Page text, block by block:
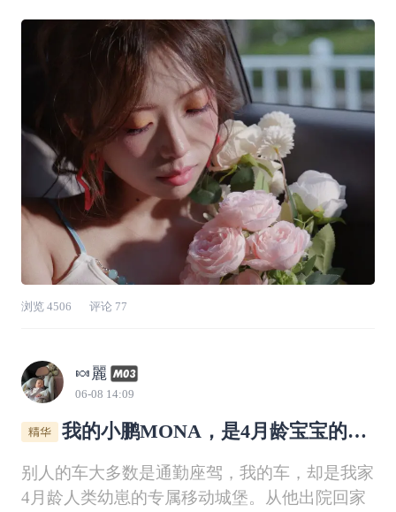
名喜欢粉色的男人陷进去了。 📝从提车第一天
就开始策划，因为自己来这边时间也不长，各个
地点都不熟悉，模特方面也没什么资源，还一直
有别的事要忙，这件事就一直藏在心里被暂
浏览 4506 评论 77
🍬麗
06-08 14:09
我的小鹏MONA，是4月龄宝宝的专
别人的车大多数是通勤座驾，我的车，却是我家
4月龄人类幼崽的专属移动城堡。从他出院回家